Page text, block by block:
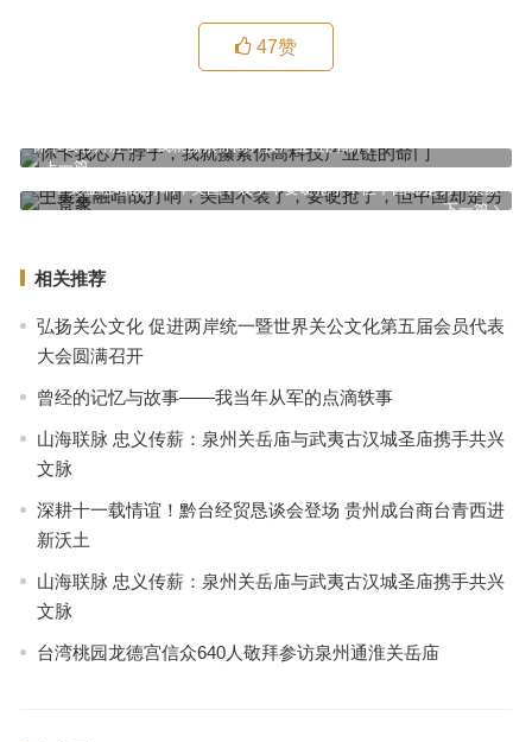
47赞
上一篇
你卡我芯片脖子，我就攥紧你高科技产业链的命门
下一篇
中美金融暗战打响，美国不装了，要硬抢了，但中国却是另一景象
相关推荐
弘扬关公文化 促进两岸统一暨世界关公文化第五届会员代表
大会圆满召开
曾经的记忆与故事——我当年从军的点滴轶事
山海联脉 忠义传薪：泉州关岳庙与武夷古汉城圣庙携手共兴
文脉
深耕十一载情谊！黔台经贸恳谈会登场 贵州成台商台青西进
新沃土
山海联脉 忠义传薪：泉州关岳庙与武夷古汉城圣庙携手共兴
文脉
台湾桃园龙德宫信众640人敬拜参访泉州通淮关岳庙